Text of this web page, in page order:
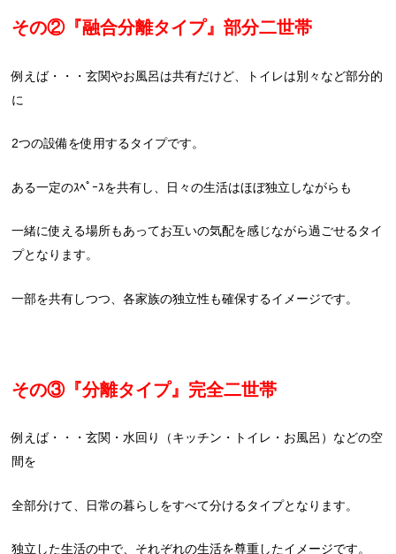
その②『融合分離タイプ』部分二世帯
例えば・・・玄関やお風呂は共有だけど、トイレは別々など部分的
に
2つの設備を使用するタイプです。
ある一定のｽﾍﾟｰｽを共有し、日々の生活はほぼ独立しながらも
一緒に使える場所もあってお互いの気配を感じながら過ごせるタイ
プとなります。
一部を共有しつつ、各家族の独立性も確保するイメージです。
その③『分離タイプ』完全二世帯
例えば・・・玄関・水回り（キッチン・トイレ・お風呂）などの空
間を
全部分けて、日常の暮らしをすべて分けるタイプとなります。
独立した生活の中で、それぞれの生活を尊重したイメージです。